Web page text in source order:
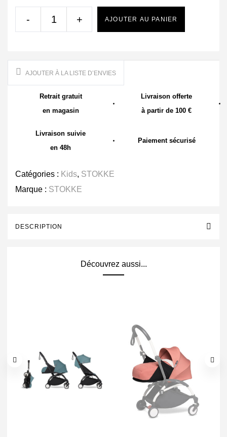
- + AJOUTER AU PANIER
AJOUTER À LA LISTE D’ENVIES
Retrait gratuit
en magasin
Livraison offerte
à partir de 100 €
Livraison suivie
en 48h
Paiement sécurisé
Catégories : Kids, STOKKE
Marque : STOKKE
DESCRIPTION
Découvrez aussi...